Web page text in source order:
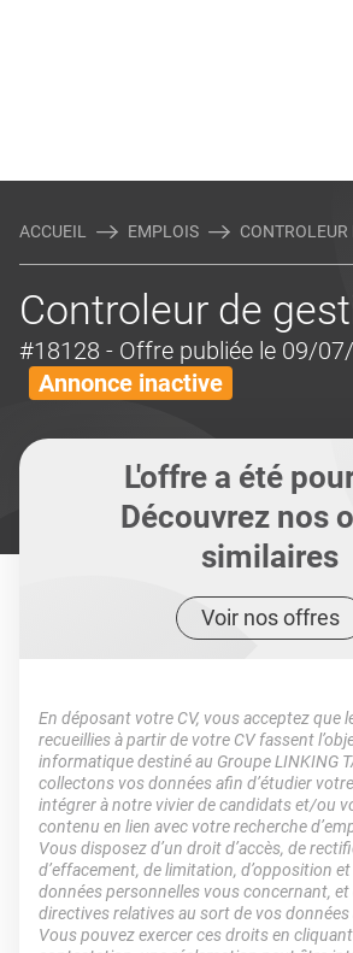
ACCUEIL EMPLOIS
Controleur de
#18128 - Offre publiée le 09/
Annonce inactive
L'offre a été
Découvrez nos
similaires
Voir nos offres
En déposant votre CV, vous acceptez que
recueillies à partir de votre CV fassent
informatique destiné au Groupe LINKING
collectons vos données afin d’étudier
intégrer à notre vivier de candidats et/ou
contenu en lien avec votre recherche
Vous disposez d’un droit d’accès, de
d’effacement, de limitation, d’opposition
données personnelles vous concernant,
directives relatives au sort de vos données
Vous pouvez exercer ces droits en cliquant